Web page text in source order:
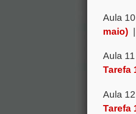
Aula
maio)
Aula
Tarefa
Aula
Tarefa